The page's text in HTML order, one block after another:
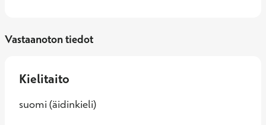
Vastaanoton tiedot
Kielitaito
suomi (äidinkieli)